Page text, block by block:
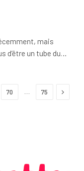
mais
d’être un tube du…
70 75 Next